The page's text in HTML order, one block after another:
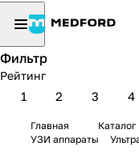
Фильтр
Рейтинг
1 2 3 4
Главная Каталог
УЗИ аппараты